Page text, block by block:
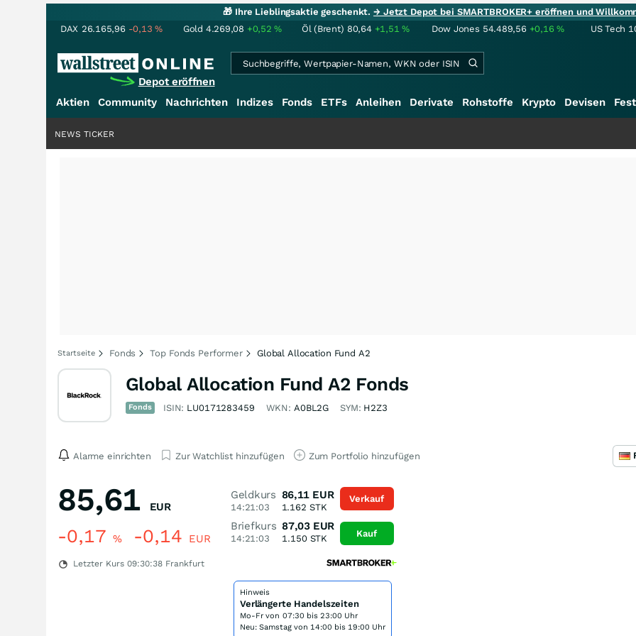
🎁 Ihre Lieblingsaktie geschenkt.→ Jetzt Depot bei SMARTBROKER+ eröffnen und
DAX 26.165,96 -0,13% Gold 4.269,08 +0,52% Öl (Brent) 80,64 +1,51% Dow Jones 54.489,56 +0,16% US Tech
Depot eröffnen
Aktien Community Nachrichten Indizes Fonds ETFs Anleihen Derivate Rohstoffe Krypto Devisen
NEWS TICKER
Startseite Fonds Top Fonds Performer Global Allocation Fund A2
Global Allocation Fund A2 Fonds
Fonds ISIN: LU0171283459 WKN: A0BL2G SYM: H2Z3
Alarme einrichten Zur Watchlist hinzufügen Zum Portfolio hinzufügen
85,61 EUR
-0,17 % -0,14 EUR
Letzter Kurs 09:30:38 Frankfurt
Geldkurs
14:21:03
86,11 EUR
1.162 STK
Briefkurs
14:21:03
87,03 EUR
1.150STK
Verkauf
Kauf
Hinweis
Verlängerte Handelszeiten
Mo-Fr von 07:30 bis 23:00 Uhr
Neu: Samstag von 14:00 bis 19:00 Uhr